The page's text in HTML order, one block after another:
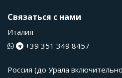
Связаться с нами
Италия
+39 351 349 8457
Россия (до Урала